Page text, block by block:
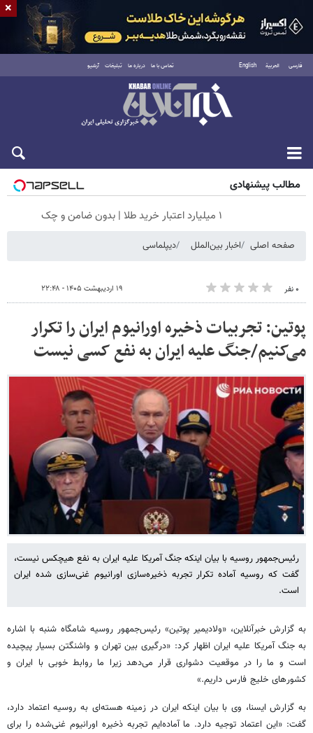
فارسی العربية English تماس با ما درباره ما تبلیغات آرشیو
شنبه ۱۷ مرداد ۱۴۰۵
مطالب پیشنهادی
۱ میلیارد اعتبار خرید طلا | بدون ضامن و چک
صفحه اصلی اخبار بین‌الملل دیپلماسی
۰ نفر ۱۹ اردیبهشت ۱۴۰۵ - ۲۲:۴۸
پوتین: تجربیات ذخیره اورانیوم ایران را تکرار
می‌کنیم/جنگ علیه ایران به نفع کسی نیست
رئیس‌جمهور روسیه با بیان اینکه جنگ آمریکا علیه ایران به نفع هیچکس نیست،
گفت که روسیه آماده تکرار تجربه ذخیره‌سازی اورانیوم غنی‌سازی شده ایران
است.
به گزارش خبرآنلاین، «ولادیمیر پوتین» رئیس‌جمهور روسیه شامگاه شنبه با اشاره
به جنگ آمریکا علیه ایران اظهار کرد: «درگیری بین تهران و واشنگتن بسیار پیچیده
است و ما را در موقعیت دشواری قرار می‌دهد زیرا ما روابط خوبی با ایران و
کشورهای خلیج فارس داریم.»
به گزارش ایسنا، وی با بیان اینکه ایران در زمینه هسته‌ای به روسیه اعتماد دارد،
گفت: «این اعتماد توجیه دارد. ما آماده‌ایم تجربه ذخیره اورانیوم غنی‌شده را برای
×